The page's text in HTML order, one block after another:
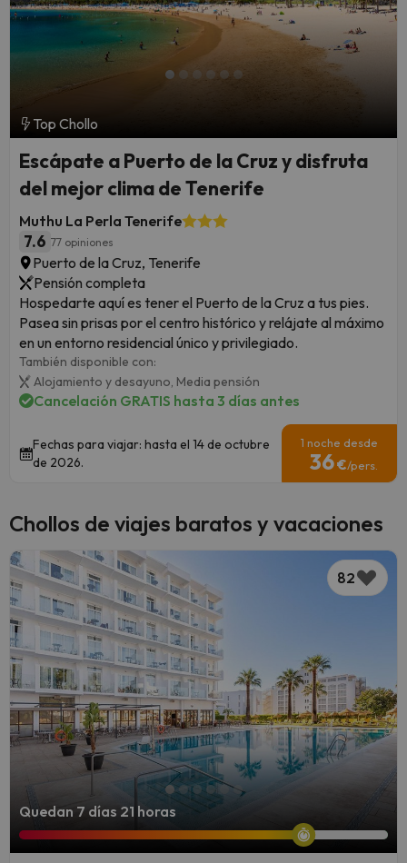
Top Chollo
Escápate a Puerto de la Cruz y disfruta
del mejor clima de Tenerife
Muthu La Perla Tenerife
7.6 77 opiniones
Puerto de la Cruz, Tenerife
Pensión completa
Hospedarte aquí es tener el Puerto de la Cruz a tus pies.
Pasea sin prisas por el centro histórico y relájate al máximo
en un entorno residencial único y privilegiado.
También disponible con:
Alojamiento y desayuno, Media pensión
Cancelación GRATIS hasta 3 días antes
Fechas para viajar: hasta el 14 de octubre
de 2026.
1 noche desde
36€/pers.
Chollos de viajes baratos y vacaciones
82
Quedan 7 días 21 horas